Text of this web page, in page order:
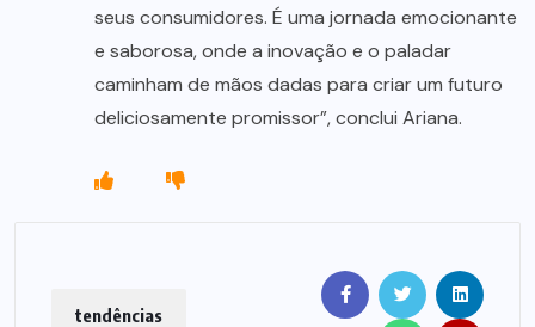
seus consumidores. É uma jornada emocionante
e saborosa, onde a inovação e o paladar
caminham de mãos dadas para criar um futuro
deliciosamente promissor”, conclui Ariana.
tendências